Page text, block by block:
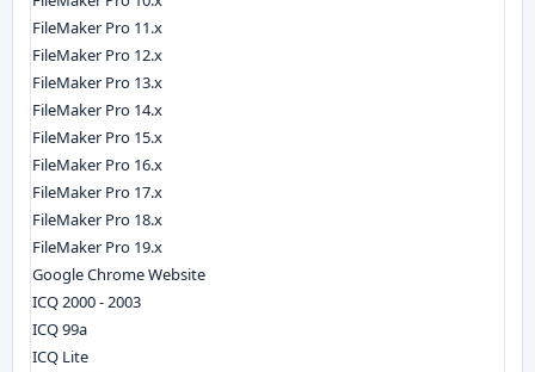
FileMaker Pro 11.x
FileMaker Pro 12.x
FileMaker Pro 13.x
FileMaker Pro 14.x
FileMaker Pro 15.x
FileMaker Pro 16.x
FileMaker Pro 17.x
FileMaker Pro 18.x
FileMaker Pro 19.x
Google Chrome Website
ICQ 2000 - 2003
ICQ 99a
ICQ Lite